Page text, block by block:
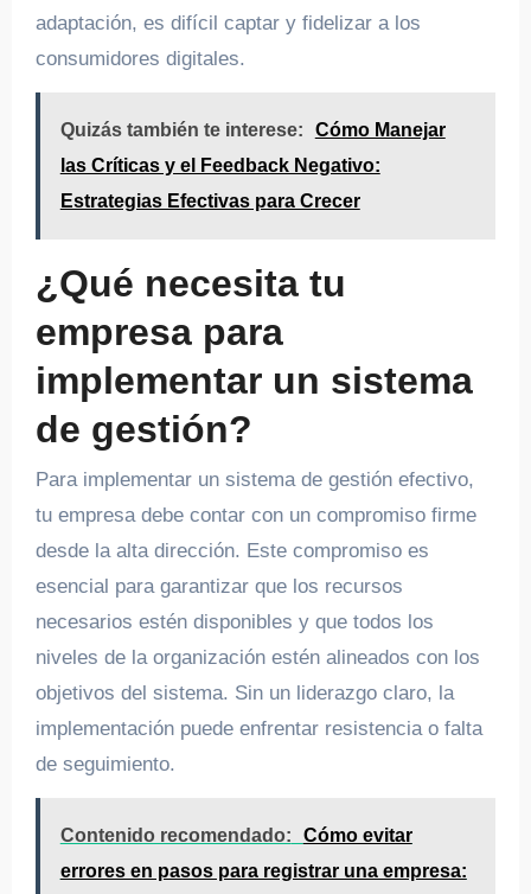
adaptación, es difícil captar y fidelizar a los
consumidores digitales.
Quizás también te interese:
Cómo Manejar
las Críticas y el Feedback Negativo:
Estrategias Efectivas para Crecer
¿Qué necesita tu
empresa para
implementar un sistema
de gestión?
Para implementar un sistema de gestión efectivo,
tu empresa debe contar con un compromiso firme
desde la alta dirección. Este compromiso es
esencial para garantizar que los recursos
necesarios estén disponibles y que todos los
niveles de la organización estén alineados con los
objetivos del sistema. Sin un liderazgo claro, la
implementación puede enfrentar resistencia o falta
de seguimiento.
Contenido recomendado:
Cómo evitar
errores en pasos para registrar una empresa: